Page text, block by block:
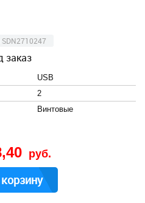
заказ
USB
2
Винтовые
руб.